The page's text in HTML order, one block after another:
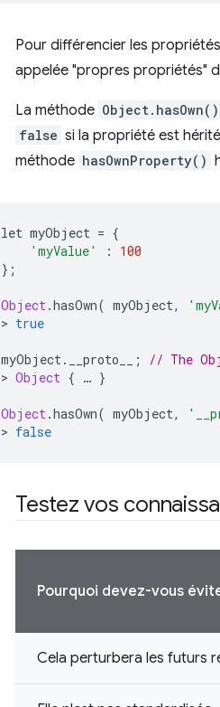
Pour différencier les
appelée "propres propriétés"
La méthode Object.hasOwn()
false si la propriété est
méthode hasOwnProperty()
let myObject = {
'myValue'
:
100
};
Object.hasOwn( myObject,
> true
myObject. __proto__ ;
// The
> Object { … }
Object.hasOwn( myObject,
> false
Testez vos
Pourquoi devez-vous
Cela perturbera les futurs